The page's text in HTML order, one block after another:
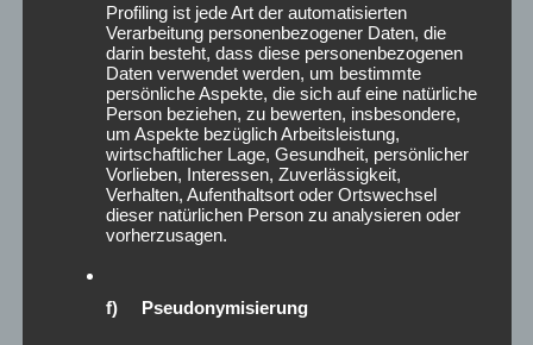
#TrainerinnenPower #TraditionUndModerne #Teamwork
#ZusammenWachsen #VielfaltImSport
AKTUELLES
Profiling ist jede Art der automatisierten
Verarbeitung personenbezogener Daten, die
darin besteht, dass diese personenbezogenen
Daten verwendet werden, um bestimmte
persönliche Aspekte, die sich auf eine natürliche
Person beziehen, zu bewerten, insbesondere,
um Aspekte bezüglich Arbeitsleistung,
wirtschaftlicher Lage, Gesundheit, persönlicher
Vorlieben, Interessen, Zuverlässigkeit,
Verhalten, Aufenthaltsort oder Ortswechsel
dieser natürlichen Person zu analysieren oder
vorherzusagen.
f) Pseudonymisierung